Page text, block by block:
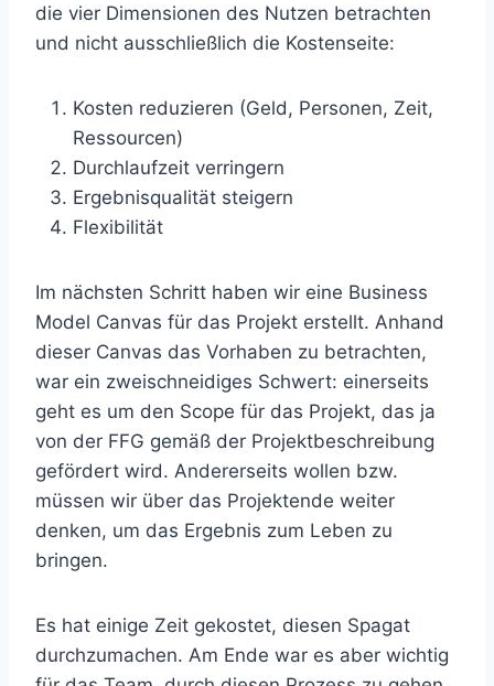
die vier Dimensionen des Nutzen betrachten
und nicht ausschließlich die Kostenseite:
Kosten reduzieren (Geld, Personen, Zeit,
Ressourcen)
Durchlaufzeit verringern
Ergebnisqualität steigern
Flexibilität
Im nächsten Schritt haben wir eine Business
Model Canvas für das Projekt erstellt. Anhand
dieser Canvas das Vorhaben zu betrachten,
war ein zweischneidiges Schwert: einerseits
geht es um den Scope für das Projekt, das ja
von der FFG gemäß der Projektbeschreibung
gefördert wird. Andererseits wollen bzw.
müssen wir über das Projektende weiter
denken, um das Ergebnis zum Leben zu
bringen.
Es hat einige Zeit gekostet, diesen Spagat
durchzumachen. Am Ende war es aber wichtig